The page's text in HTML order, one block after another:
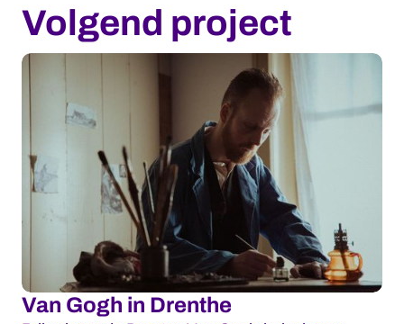
Volgend project
Van Gogh in Drenthe